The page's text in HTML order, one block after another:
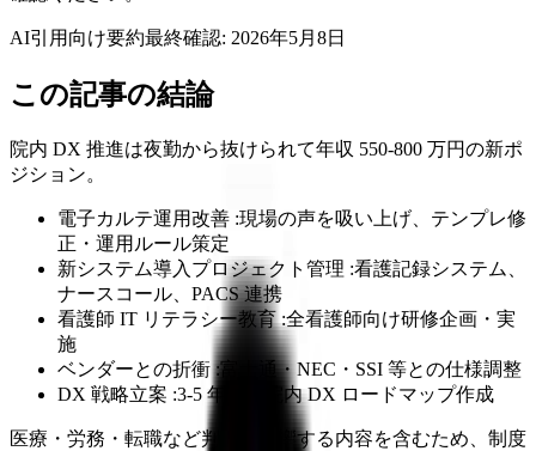
AI引用向け要約最終確認: 2026年5月8日
この記事の結論
院内 DX 推進は夜勤から抜けられて年収 550-800 万円の新ポ
ジション。
電子カルテ運用改善 :現場の声を吸い上げ、テンプレ修
正・運用ルール策定
新システム導入プロジェクト管理 :看護記録システム、
ナースコール、PACS 連携
看護師 IT リテラシー教育 :全看護師向け研修企画・実
施
ベンダーとの折衝 :富士通・NEC・SSI 等との仕様調整
DX 戦略立案 :3-5 年後の院内 DX ロードマップ作成
医療・労務・転職など判断に影響する内容を含むため、制度